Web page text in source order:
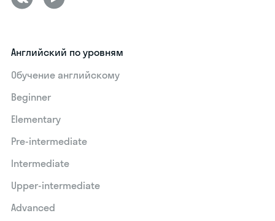
Английский по уровням
Обучение английскому
Beginner
Elementary
Pre-intermediate
Intermediate
Upper-intermediate
Advanced